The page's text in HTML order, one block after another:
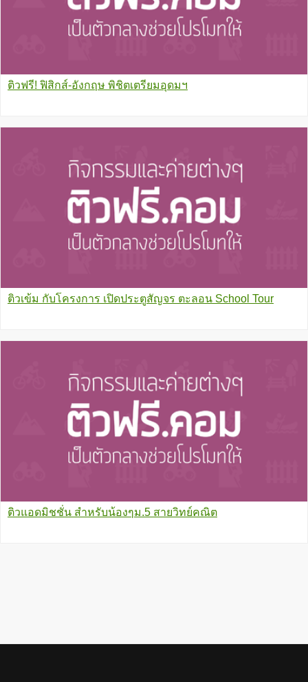
ติวฟรี! ฟิสิกส์-อังกฤษ พิชิตเตรียมอุดมฯ
ติวเข้ม กับโครงการ เปิดประตูสัญจร ตะลอน School Tour
ติวแอดมิชชั่น สำหรับน้องๆม.5 สายวิทย์คณิต